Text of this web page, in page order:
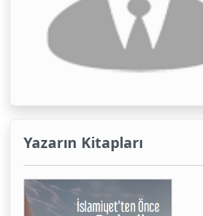
Yazarın Kitapları